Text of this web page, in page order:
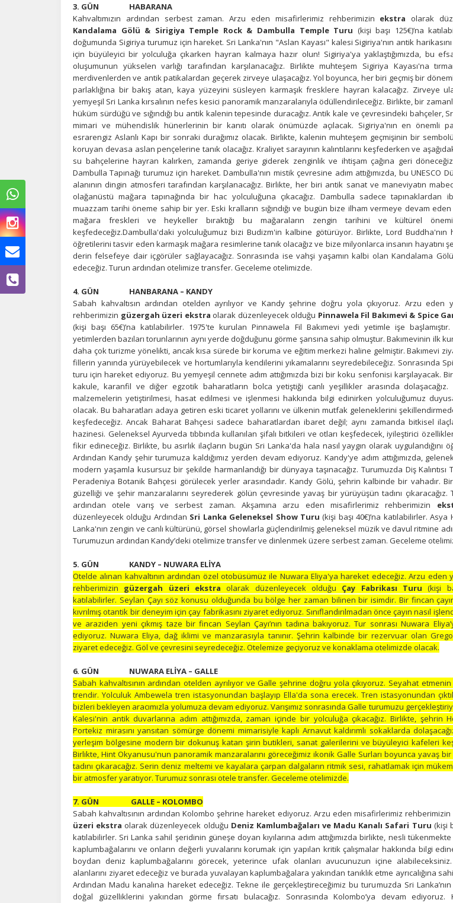
ÇEREZ KULLANIM AYARLARINIZ
Çerez tercihlerinizi
depolayabilir, bunları yurt içi ve yurt dışındaki hizmet
izin vermemeyi seçebilirsiniz ancak bu durumda sitemiz
bilir.Daha fazla bilgi içinKVKK bilgilendirmemizi,çerez
inceleyebilirsiniz.
Zorunlu Çerezler
Oturum yönetimi, güvenlik ve temel site işlevleri için
çerezler olmadan site düzgün çalışmaz ve devre dışı
İstatistik Çerezleri
Ziyaretçilerin siteyi nasıl kullandığını anonim olarak
sayfaların popüler olduğunu ve kullanıcıların nerede
anlamamıza yardımcı olur.
Pazarlama Çerezleri
Size ve ilgi alanlarınıza uygun reklamlar göstermek için
alakalı olabilirler.
Tümünü Reddet Tümünü Kabul Et
3. GÜN HABARANA
Kahvaltımızın ardından serbest zaman. Arzu eden misafirlerimiz rehberimizin ekstra olarak
Kandalama Gölü & Sirigiya Temple Rock & Dambulla Temple Turu (kişi başı 125€)’na
doğumunda Sigiriya turumuz için hareket. Sri Lanka'nın "Aslan Kayası" kalesi Sigiriya'nın antik
için büyüleyici bir yolculuğa çıkarken hayran kalmaya hazır olun! Sigiriya'ya yaklaştığımızda, bu
oluşumunun yükselen varlığı tarafından karşılanacağız. Birlikte muhteşem Sigiriya Kayası'na
merdivenlerden ve antik patikalardan geçerek zirveye ulaşacağız. Yol boyunca, her biri geçmiş bir
parlaklığına bir bakış atan, kaya yüzeyini süsleyen karmaşık fresklere hayran kalacağız. Zirveye
yemyeşil Sri Lanka kırsalının nefes kesici panoramik manzaralarıyla ödüllendirileceğiz. Birlikte, bir
hüküm sürdüğü ve sığındığı bu antik kalenin tepesinde duracağız. Antik kale ve çevresindeki bahçeler,
mimari ve mühendislik hünerlerinin bir kanıtı olarak önümüzde açılacak. Sigiriya'nın en önemli
esrarengiz Aslanlı Kapı bir sonraki durağımız olacak. Birlikte, kalenin muhteşem geçmişinin bir
koruyan devasa aslan pençelerine tanık olacağız. Kraliyet sarayının kalıntılarını keşfederken ve
su bahçelerine hayran kalırken, zamanda geriye giderek zenginlik ve ihtişam çağına geri
Dambulla Tapınağı turumuz için hareket. Dambulla'nın mistik çevresine adım attığımızda, bu UNESCO
alanının dingin atmosferi tarafından karşılanacağız. Birlikte, her biri antik sanat ve maneviyatın
olağanüstü mağara tapınağında bir hac yolculuğuna çıkacağız. Dambulla sadece tapınaklardan
muazzam tarihi öneme sahip bir yer. Eski kralların sığındığı ve bugün bize ilham vermeye devam
mağara freskleri ve heykeller bıraktığı bu mağaraların zengin tarihini ve kültürel
keşfedeceğiz.Dambulla'daki yolculuğumuz bizi Budizm'in kalbine götürüyor. Birlikte, Lord Buddha'nın
öğretilerini tasvir eden karmaşık mağara resimlerine tanık olacağız ve bize milyonlarca insanın hayatını
derin felsefeye dair içgörüler sağlayacağız. Sonrasında ise vahşi yaşamın kalbi olan Kandalama
edeceğiz. Turun ardından otelimize transfer. Geceleme otelimizde.
4. GÜN HANBARANA – KANDY
Sabah kahvaltısın ardından otelden ayrılıyor ve Kandy şehrine doğru yola çıkıyoruz. Arzu eden
rehberimizin güzergah üzeri ekstra olarak düzenleyecek olduğu Pinnawela Fil Bakımevi & Spice
(kişi başı 65€)’na katılabilirler. 1975'te kurulan Pinnawela Fil Bakımevi yedi yetimle işe
yetimlerden bazıları torunlarının aynı yerde doğduğunu görme şansına sahip olmuştur. Bakımevinin ilk
daha çok turizme yönelikti, ancak kısa sürede bir koruma ve eğitim merkezi haline gelmiştir. Bakımevi
fillerin yanında yürüyebilecek ve hortumlarıyla kendilerini yıkamalarını seyredebileceğiz. Sonrasında
turu için hareket ediyoruz. Bu yemyeşil cennete adım attığımızda bizi bir koku senfonisi karşılayacak.
kakule, karanfil ve diğer egzotik baharatların bolca yetiştiği canlı yeşillikler arasında dolaşacağız.
malzemelerin yetiştirilmesi, hasat edilmesi ve işlenmesi hakkında bilgi edinirken yolculuğumuz
olacak. Bu baharatları adaya getiren eski ticaret yollarını ve ülkenin mutfak geleneklerini
keşfedeceğiz. Ancak Baharat Bahçesi sadece baharatlardan ibaret değil; aynı zamanda bitkisel
hazinesi. Geleneksel Ayurveda tıbbında kullanılan şifalı bitkileri ve otları keşfedecek, iyileştirici
fikir edineceğiz. Birlikte, bu asırlık ilaçların bugün Sri Lanka'da hala nasıl yaygın olarak uygulandığını
Ardından Kandy şehir turumuza kaldığımız yerden devam ediyoruz. Kandy'ye adım attığımızda,
modern yaşamla kusursuz bir şekilde harmanlandığı bir dünyaya taşınacağız. Turumuzda Diş Kalıntısı
Peradeniya Botanik Bahçesi görülecek yerler arasındadır. Kandy Gölü, şehrin kalbinde bir vahadır.
güzelliği ve şehir manzaralarını seyrederek gölün çevresinde yavaş bir yürüyüşün tadını çıkaracağız.
ardından otele varış ve serbest zaman. Akşamına arzu eden misafirlerimiz rehberimizin
düzenleyecek olduğu Ardından Sri Lanka Geleneksel Show Turu(kişi başı 40€)’na katılabilirler. Asya
Lanka'nın zengin ve canlı kültürünü, görsel showlarla güçlendirilmiş geleneksel müzik ve davul ritmine
Turumuzun ardından Kandy’deki otelimize transfer ve dinlenmek üzere serbest zaman. Geceleme
5. GÜN KANDY – NUWARA
Otelde alınan kahvaltının ardından özel otobüsümüz ile Nuwara Eliya'ya hareket edeceğiz. Arzu eden
rehberimizin güzergah üzeri ekstra olarak düzenleyecek olduğu Çay Fabrikası Turu(kişi
katılabilirler. Seylan Çayı söz konusu olduğunda bu bölge her zaman bilinen bir isimdir. Bir fincan
kıvrılmış otantik bir deneyim için çay fabrikasını ziyaret ediyoruz. Sınıflandırılmadan önce çayın nasıl
ve araziden yeni çıkmış taze bir fincan Seylan Çayı’nın tadına bakıyoruz. Tur sonrası Nuwara
ediyoruz. Nuwara Eliya, dağ iklimi ve manzarasıyla tanınır. Şehrin kalbinde bir rezervuar olan
ziyaret edeceğiz. Göl ve çevresini seyredeceğiz. Otelemize geçiyoruz ve konaklama otelimizde olacak.
6. GÜN NUWARA ELİYA – GALLE
Sabah kahvaltısının ardından otelden ayrılıyor ve Galle şehrine doğru yola çıkıyoruz. Seyahat
trendir. Yolculuk Ambewela tren istasyonundan başlayıp Ella'da sona erecek. Tren istasyonundan
bizleri bekleyen aracımızla yolumuza devam ediyoruz. Varışımız sonrasında Galle turumuzu
Kalesi'nin antik duvarlarına adım attığımızda, zaman içinde bir yolculuğa çıkacağız. Birlikte, şehrin
Portekiz mirasını yansıtan sömürge dönemi mimarisiyle kaplı Arnavut kaldırımlı sokaklarda
yerleşim bölgesine modern bir dokunuş katan şirin butikleri, sanat galerilerini ve büyüleyici kafeleri
Birlikte, Hint Okyanusu'nun panoramik manzaralarını göreceğimiz ikonik Galle Surları boyunca yavaş
tadını çıkaracağız. Serin deniz meltemi ve kayalara çarpan dalgaların ritmik sesi, rahatlamak için
bir atmosfer yaratıyor. Turumuz sonrası otele transfer. Geceleme otelimizde.
7. GÜN GALLE – KOLOMBO
Sabah kahvaltısının ardından Kolombo şehrine hareket ediyoruz. Arzu eden misafirlerimiz rehberimizin
üzeri ekstra olarak düzenleyecek olduğu Deniz Kamlumbağaları ve Madu Kanalı Safari Turu (kişi
katılabilirler. Sri Lanka sahil şeridinin güneşe doyan kıyılarına adım attığımızda birlikte, nesli
kaplumbağalarını ve onların değerli yuvalarını korumak için yapılan kritik çalışmalar hakkında bilgi
boydan deniz kaplumbağalarını görecek, yeterince ufak olanları avucunuzun içine
alanlarını ziyaret edeceğiz ve burada yuvalayan kaplumbağalara yakından tanıklık etme ayrıcalığına
Ardından Madu kanalına hareket edeceğiz. Tekne ile gerçekleştireceğimiz bu turumuzda Sri
doğal güzelliklerini yakından görme fırsatı bulacağız. Sonrasında Kolombo’ya devam ediyoruz.